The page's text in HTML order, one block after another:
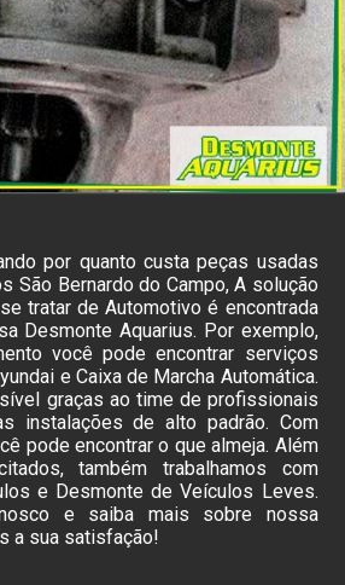
por quanto custa peças usadas
São Bernardo do Campo, A solução
tratar de Automotivo é encontrada
Desmonte Aquarius. Por exemplo,
você pode encontrar serviços
e Caixa de Marcha Automática.
graças ao time de profissionais
instalações de alto padrão. Com
pode encontrar o que almeja. Além
também trabalhamos com
e Desmonte de Veículos Leves.
e saiba mais sobre nossa
a sua satisfação!